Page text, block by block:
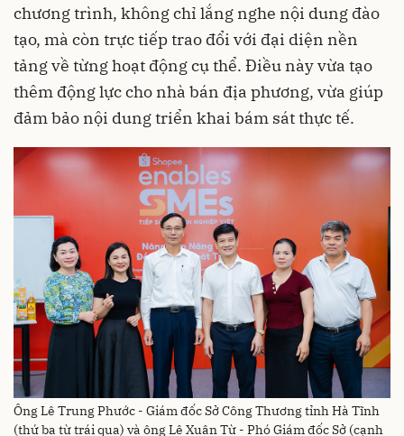
chương trình, không chỉ lắng nghe nội dung đào
tạo, mà còn trực tiếp trao đổi với đại diện nền
tảng về từng hoạt động cụ thể. Điều này vừa tạo
thêm động lực cho nhà bán địa phương, vừa giúp
đảm bảo nội dung triển khai bám sát thực tế.
Ông Lê Trung Phước - Giám đốc Sở Công Thương tỉnh Hà Tĩnh
(thứ ba từ trái qua) và ông Lê Xuân Từ - Phó Giám đốc Sở (cạnh